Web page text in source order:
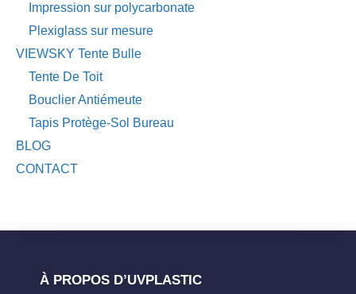
Impression sur polycarbonate
Plexiglass sur mesure
VIEWSKY Tente Bulle
Tente De Toit
Bouclier Antiémeute
Tapis Protège-Sol Bureau
BLOG
CONTACT
À PROPOS D’UVPLASTIC